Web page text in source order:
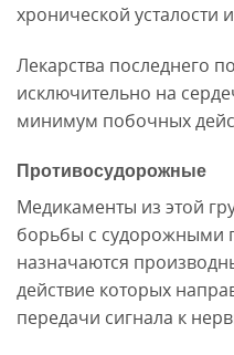
хронической
Лекарства последнего
исключительно на
минимум побочных
Противосудорожные
Медикаменты из этой
борьбы с судорожными
назначаются
действие которых
передачи сигнала к